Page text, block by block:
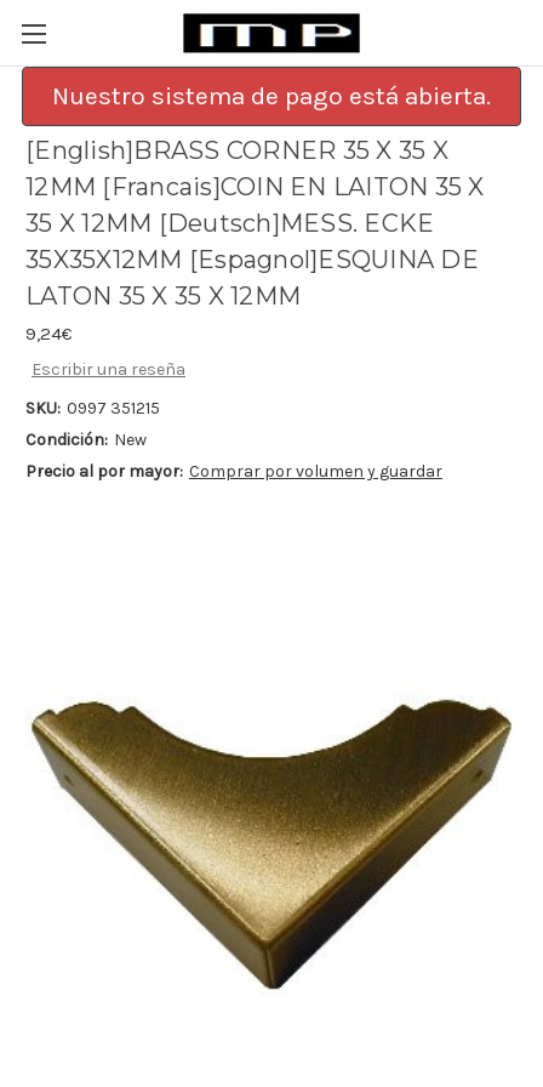
Nuestro sistema de pago está abierta.
[English]BRASS CORNER 35 X 35 X
12MM [Francais]COIN EN LAITON 35 X
35 X 12MM [Deutsch]MESS. ECKE
35X35X12MM [Espagnol]ESQUINA DE
LATON 35 X 35 X 12MM
9,24€
Escribir una reseña
SKU: 0997 351215
Condición: New
Precio al por mayor: Comprar por volumen y guardar